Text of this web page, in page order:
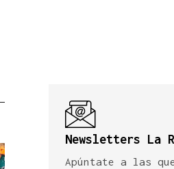
Newsletters La
Apúntate a las